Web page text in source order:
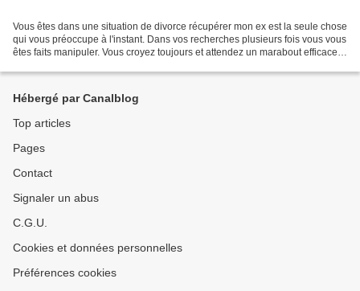
Vous êtes dans une situation de divorce récupérer mon ex est la seule chose
qui vous préoccupe à l'instant. Dans vos recherches plusieurs fois vous vous
êtes faits manipuler. Vous croyez toujours et attendez un marabout efficace
Hébergé par Canalblog
Top articles
Pages
Contact
Signaler un abus
C.G.U.
Cookies et données personnelles
Préférences cookies